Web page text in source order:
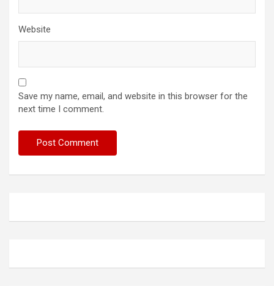
Website
Save my name, email, and website in this browser for the
next time I comment.